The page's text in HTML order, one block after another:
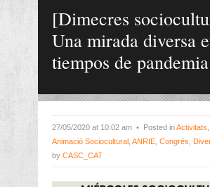
[Dimecres
Una mirada diversa
tiempos de pandemia
27/05/2020 at 10:02 am • Posted inActivitats
Animació Sociocultural ANRIE Congrés
by CASC_CAT